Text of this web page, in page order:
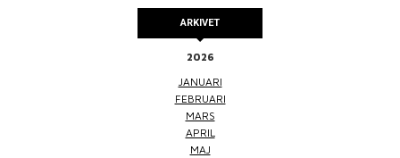
ARKIVET
2026
JANUARI
FEBRUARI
MARS
APRIL
MAJ